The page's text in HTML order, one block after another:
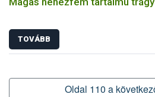
TOVÁBB
Oldal 110 a